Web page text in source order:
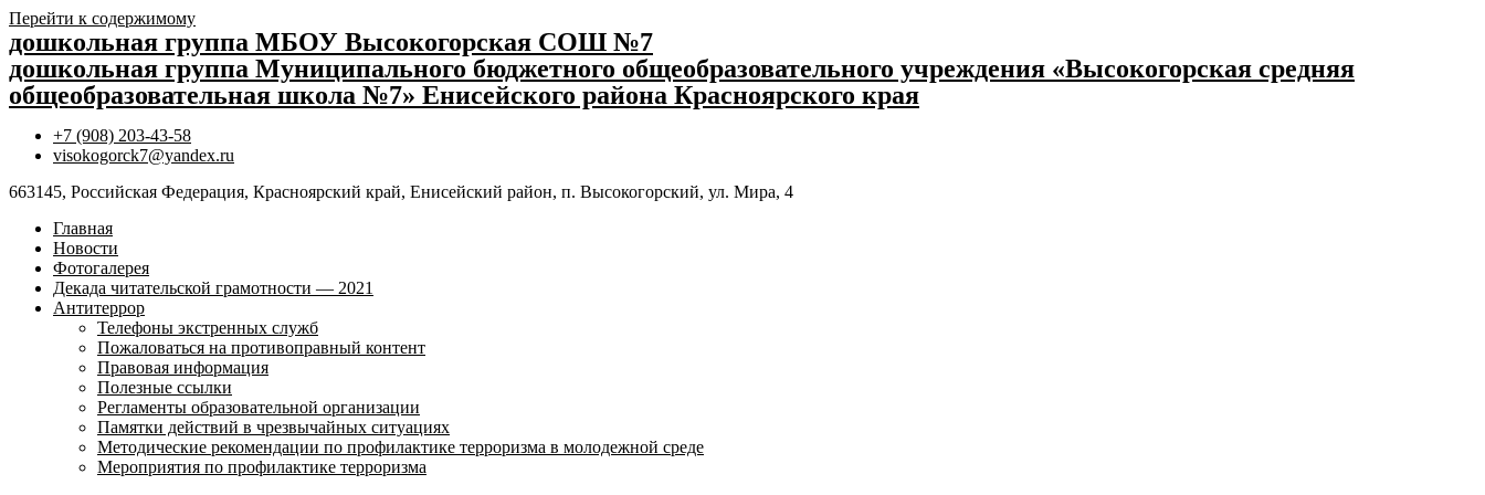
Перейти к содержимому
дошкольная группа МБОУ Высокогорская СОШ №7
дошкольная группа Муниципального бюджетного общеобразовательного учреждения «Высокогорская средняя
общеобразовательная школа №7» Енисейского района Красноярского края
+7 (908) 203-43-58
visokogorck7@yandex.ru
663145, Российская Федерация, Красноярский край, Енисейский район, п. Высокогорский, ул. Мира, 4
Главная
Новости
Фотогалерея
Декада читательской грамотности — 2021
Антитеррор
Телефоны экстренных служб
Пожаловаться на противоправный контент
Правовая информация
Полезные ссылки
Регламенты образовательной организации
Памятки действий в чрезвычайных ситуациях
Методические рекомендации по профилактике терроризма в молодежной среде
Мероприятия по профилактике терроризма